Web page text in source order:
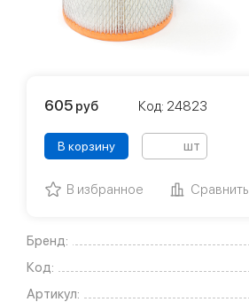
Бренд:
Код:
Артикул:
605 руб Код: 24823
В корзину шт
В избранное Сравнить